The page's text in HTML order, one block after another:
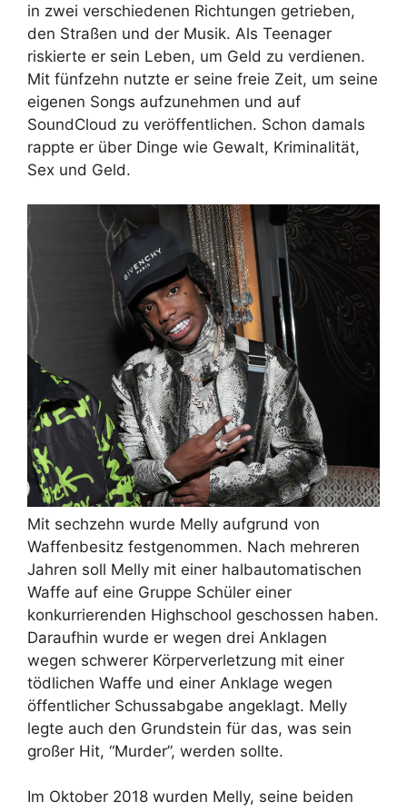
in zwei verschiedenen Richtungen getrieben,
den Straßen und der Musik. Als Teenager
riskierte er sein Leben, um Geld zu verdienen.
Mit fünfzehn nutzte er seine freie Zeit, um seine
eigenen Songs aufzunehmen und auf
SoundCloud zu veröffentlichen. Schon damals
rappte er über Dinge wie Gewalt, Kriminalität,
Sex und Geld.
Mit sechzehn wurde Melly aufgrund von
Waffenbesitz festgenommen. Nach mehreren
Jahren soll Melly mit einer halbautomatischen
Waffe auf eine Gruppe Schüler einer
konkurrierenden Highschool geschossen haben.
Daraufhin wurde er wegen drei Anklagen
wegen schwerer Körperverletzung mit einer
tödlichen Waffe und einer Anklage wegen
öffentlicher Schussabgabe angeklagt. Melly
legte auch den Grundstein für das, was sein
großer Hit, “Murder”, werden sollte.
Im Oktober 2018 wurden Melly, seine beiden